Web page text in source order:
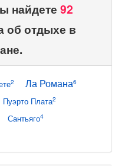
найдете 92
об отдыхе в
2 Ла Романа6
Пуэрто Плата2
Сантьяго4